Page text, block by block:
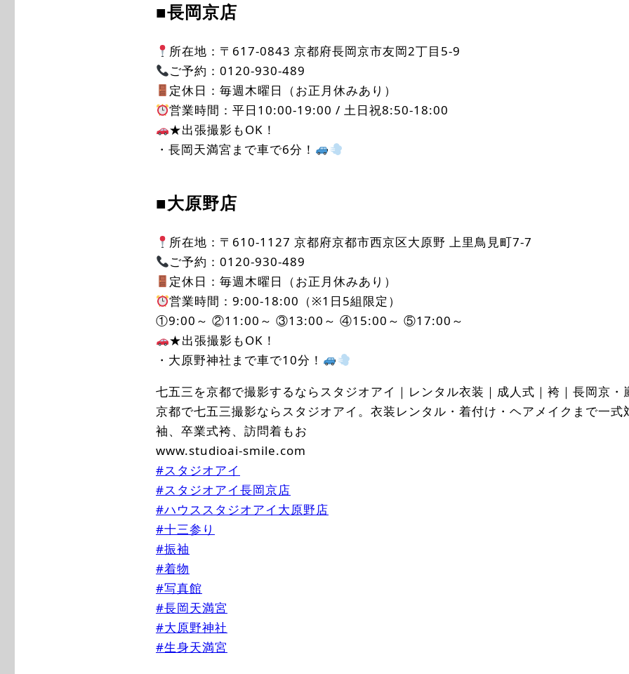
■長岡京店
所在地：〒617-0843 京都府長岡京市友岡2丁目5-9
ご予約：0120-930-489
定休日：毎週木曜日（お正月休みあり）
営業時間：平日10:00-19:00 / 土日祝8:50-18:00
★出張撮影もOK！
・長岡天満宮まで車で6分！
■大原野店
所在地：〒610-1127 京都府京都市西京区大原野 上里鳥見町7-7
ご予約：0120-930-489
定休日：毎週木曜日（お正月休みあり）
営業時間：9:00-18:00（※1日5組限定）
①9:00～ ②11:00～ ③13:00～ ④15:00～ ⑤17:00～
★出張撮影もOK！
・大原野神社まで車で10分！
七五三を京都で撮影するならスタジオアイ｜レンタル衣装｜成人式｜袴｜長岡京・
京都で七五三撮影ならスタジオアイ。衣装レンタル・着付け・ヘアメイクまで一式
袖、卒業式袴、訪問着もお
www.studioai-smile.com
#スタジオアイ
#スタジオアイ長岡京店
#ハウススタジオアイ大原野店
#十三参り
#振袖
#着物
#写真館
#長岡天満宮
#大原野神社
#生身天満宮